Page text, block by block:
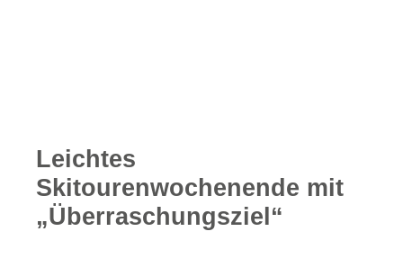
Leichtes
Skitourenwochenende mit
„Überraschungsziel“